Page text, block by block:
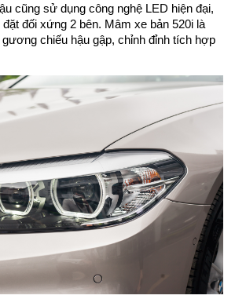
cũng sử dụng công nghệ LED hiện đại,
đối xứng 2 bên. Mâm xe bản 520i là
gương chiếu hậu gập, chỉnh đỉnh tích hợp